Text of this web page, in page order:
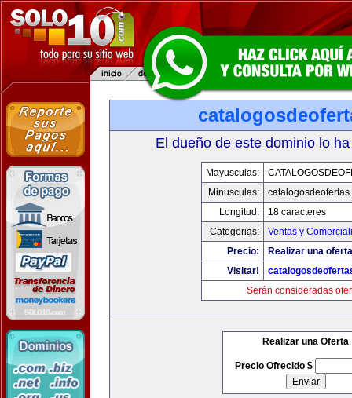
El dueño de este dominio lo
Mayusculas:
Minusculas:
Longitud:
18 caracteres
Categorias:
Ventas y
Precio:
Realizar una
Visitar!
Serán consideradas
Realizar una Oferta
Precio Ofrecido $